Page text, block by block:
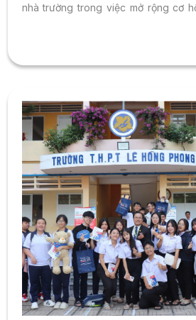
nhà trường trong việc mở rộng cơ
có năng lực, khát vọng và tinh
lên. Trải qua gần 35 năm phát
khẳng định vị thế của một trường đại